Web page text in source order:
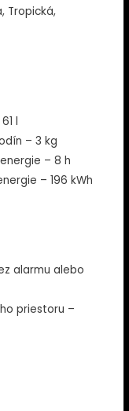
Tropická,
l
– 3 kg
– 8 h
– 196 kWh
alarmu alebo
priestoru –